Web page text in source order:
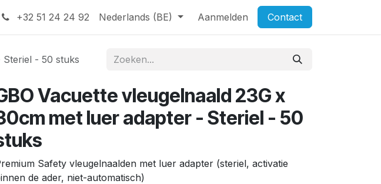
+32 51 24 24 92 Nederlands (BE) Aanmelden Contact
Steriel - 50 stuks
Vacuette vleugelnaald 23G x
met luer adapter - Steriel - 50
Safety vleugelnaalden met luer adapter (steriel, activatie
de ader, niet-automatisch)